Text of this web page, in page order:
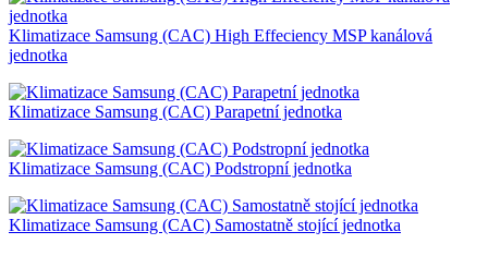
Klimatizace Samsung (CAC) High Effeciency MSP kanálová
jednotka
Klimatizace Samsung (CAC) Parapetní jednotka
Klimatizace Samsung (CAC) Podstropní jednotka
Klimatizace Samsung (CAC) Samostatně stojící jednotka